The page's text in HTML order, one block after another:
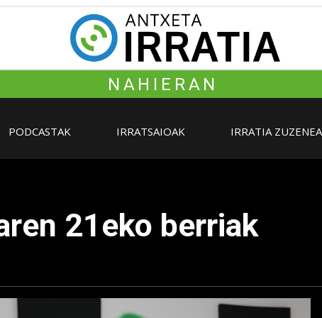
NAHIERAN
PODCASTAK IRRATSAIOAK IRRATIA
21eko berriak